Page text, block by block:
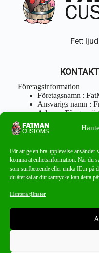
För att ge en bra upplevelse
komma åt enhetsinformation. När du
som surfbeteende eller unika ID:n på
du återkallar ditt samtycke kan detta
Hantera tjänster
Fett
Företagsinformation
Företagsnamn :
Ansvarigs namn :
Adress :
Postnr : 417 46
Tel : 0762919666
Mån – Fre 10:00 –
Lör -11:00 – 15:00
Missa aldrig